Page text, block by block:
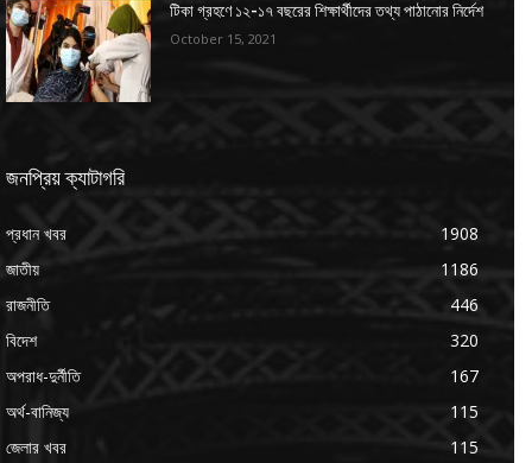
টিকা গ্রহণে ১২-১৭ বছরের শিক্ষার্থীদের তথ্য পাঠানোর নির্দেশ
October 15, 2021
জনপ্রিয় ক্যাটাগরি
প্রধান খবর
1908
জাতীয়
1186
রাজনীতি
446
বিদেশ
320
অপরাধ-দুর্নীতি
167
অর্থ-বানিজ্য
115
জেলার খবর
115